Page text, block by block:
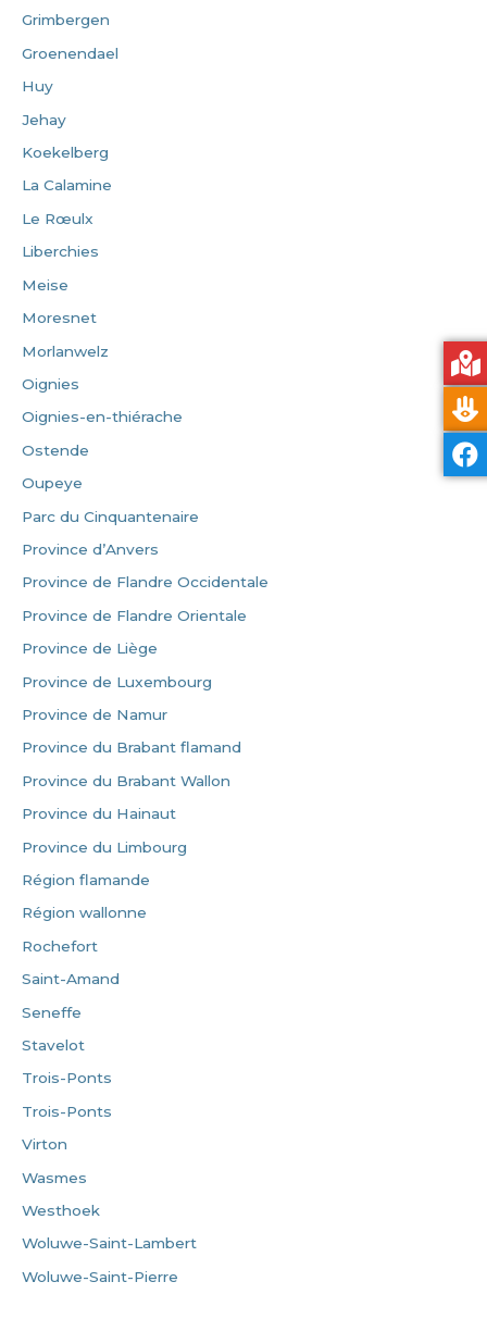
Grimbergen
Groenendael
Huy
Jehay
Koekelberg
La Calamine
Le Rœulx
Liberchies
Meise
Moresnet
Morlanwelz
Oignies
Oignies-en-thiérache
Ostende
Oupeye
Parc du Cinquantenaire
Province d’Anvers
Province de Flandre Occidentale
Province de Flandre Orientale
Province de Liège
Province de Luxembourg
Province de Namur
Province du Brabant flamand
Province du Brabant Wallon
Province du Hainaut
Province du Limbourg
Région flamande
Région wallonne
Rochefort
Saint-Amand
Seneffe
Stavelot
Trois-Ponts
Trois-Ponts
Virton
Wasmes
Westhoek
Woluwe-Saint-Lambert
Woluwe-Saint-Pierre